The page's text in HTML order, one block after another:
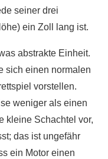
seiner drei
ein Zoll lang ist.
abstrakte Einheit.
sich einen normalen
vorstellen.
weniger als einen
kleine Schachtel vor,
das ist ungefähr
ein Motor einen